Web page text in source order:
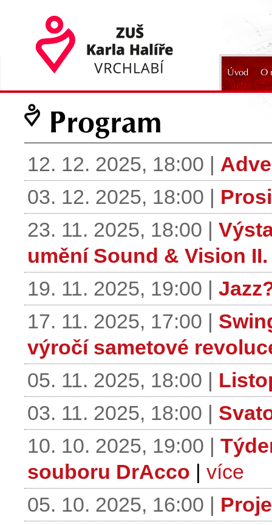
Úvod O
Program
12. 12. 2025, 18:00 |
03. 12. 2025, 18:00 |
23. 11. 2025, 18:00 |
umění Sound & Vision II.
19. 11. 2025, 19:00 |
17. 11. 2025, 17:00 |
výročí sametové
05. 11. 2025, 18:00 |
03. 11. 2025, 18:00 |
10. 10. 2025, 19:00 |
souboru DrAcco | více
05. 10. 2025, 16:00 |